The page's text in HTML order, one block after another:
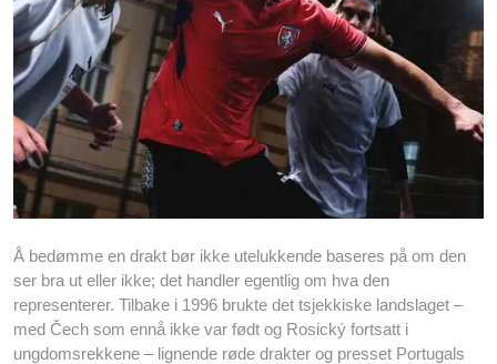
Å bedømme en drakt bør ikke utelukkende baseres på om den
ser bra ut eller ikke; det handler egentlig om hva den
representerer. Tilbake i 1996 brukte det tsjekkiske landslaget –
med Čech som ennå ikke var født og Rosický fortsatt i
ungdomsrekkene – lignende røde drakter og presset Portugals